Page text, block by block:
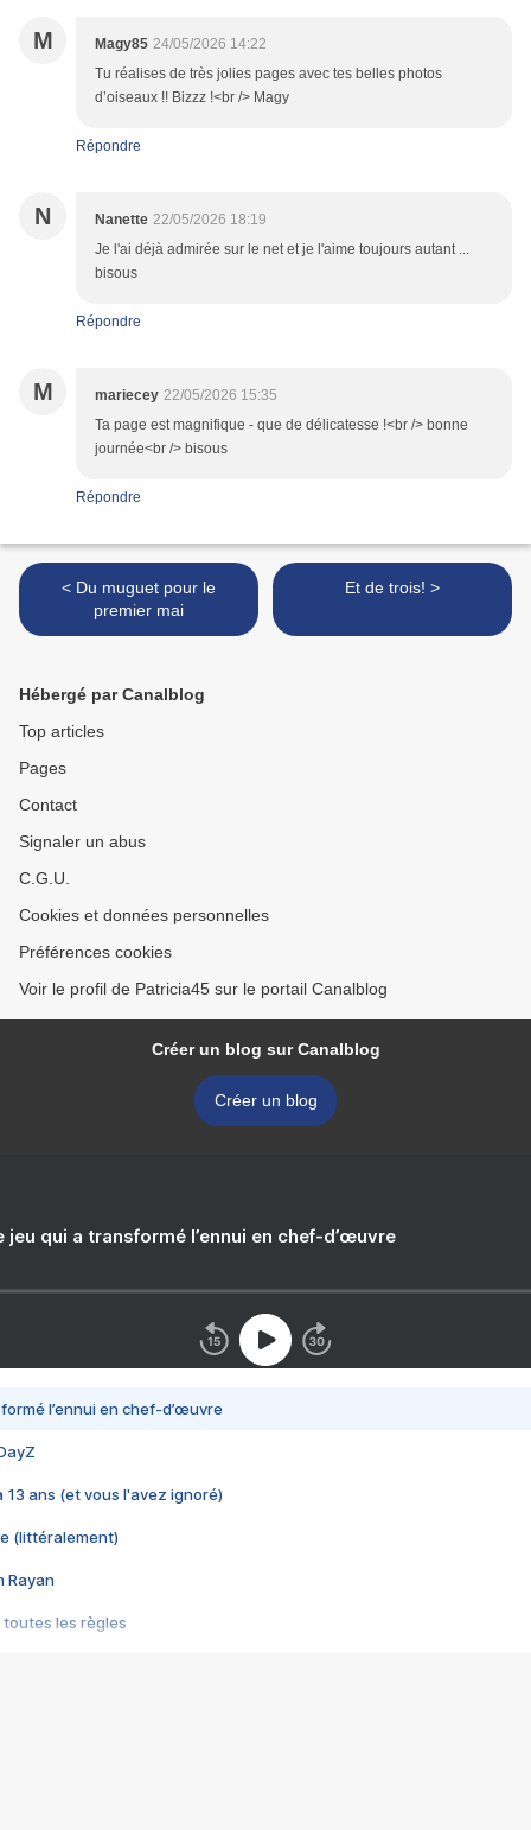
M Magy85 24/05/2026 14:22
Tu réalises de très jolies pages avec tes belles photos
d’oiseaux !! Bizzz !<br /> Magy
Répondre
N Nanette 22/05/2026 18:19
Je l'ai déjà admirée sur le net et je l'aime toujours autant ...
bisous
Répondre
M mariecey 22/05/2026 15:35
Ta page est magnifique - que de délicatesse !<br /> bonne
journée<br /> bisous
Répondre
< Du muguet pour le
premier mai
Et de trois! >
Hébergé par Canalblog
Top articles
Pages
Contact
Signaler un abus
C.G.U.
Cookies et données personnelles
Préférences cookies
Voir le profil de Patricia45 sur le portail Canalblog
Créer un blog sur Canalblog
Créer un blog
jeu qui a transformé l’ennui en chef-d’œuvre
l’ennui en chef-d’œuvre
13 ans (et vous l'avez ignoré)
(littéralement)
Rayan
toutes les règles